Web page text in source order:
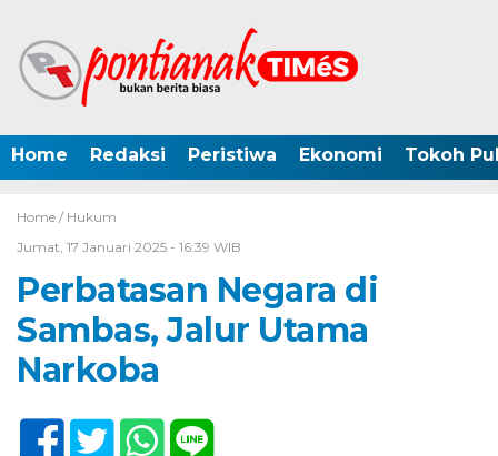
Home Redaksi Peristiwa Ekonomi Tokoh
Home / Hukum
Jumat, 17 Januari 2025 - 16:39 WIB
Perbatasan Negara di
Sambas, Jalur Utama
Narkoba